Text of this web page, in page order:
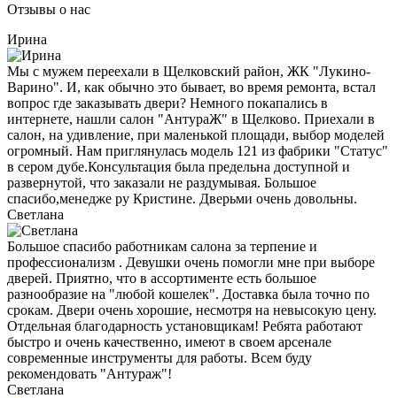
Отзывы о нас
Ирина
Мы с мужем переехали в Щелковский район, ЖК "Лукино-
Варино". И, как обычно это бывает, во время ремонта, встал
вопрос где заказывать двери? Немного покапались в
интернете, нашли салон "АнтураЖ" в Щелково. Приехали в
салон, на удивление, при маленькой площади, выбор моделей
огромный. Нам приглянулась модель 121 из фабрики "Статус"
в сером дубе.Консультация была предельна доступной и
развернутой, что заказали не раздумывая. Большое
спасибо,менедже ру Кристине. Дверьми очень довольны.
Светлана
Большое спасибо работникам салона за терпение и
профессионализм . Девушки очень помогли мне при выборе
дверей. Приятно, что в ассортименте есть большое
разнообразие на "любой кошелек". Доставка была точно по
срокам. Двери очень хорошие, несмотря на невысокую цену.
Отдельная благодарность установщикам! Ребята работают
быстро и очень качественно, имеют в своем арсенале
современные инструменты для работы. Всем буду
рекомендовать "Антураж"!
Светлана